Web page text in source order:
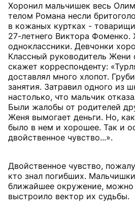
Хоронил мальчишек весь
телом Романа несли
в кожаных куртках -
27-летнего Виктора Фоменко.
одноклассники. Девчонки
Классный руководитель Жени
скажет корреспонденту:
доставлял много хлопот.
занятия. Затравил одного из
настолько, что мальчик
Были жалобы от родителей
Женя вымогает деньги. Но,
было в нем и хорошее. Так и
двойственное чувство...».
Двойственное чувство,
кто знал погибших.
ближайшее окружение, можно
выстроило вектор их судьбы.